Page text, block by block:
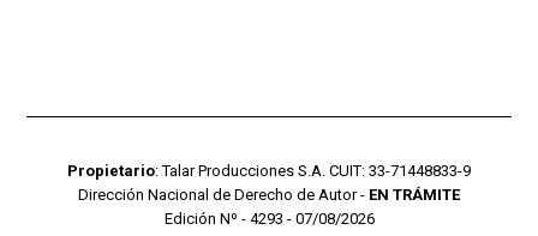
Propietario: Talar Producciones S.A. CUIT: 33-71448833-9
Dirección Nacional de Derecho de Autor - EN TRÁMITE
Edición Nº - 4293 - 07/08/2026